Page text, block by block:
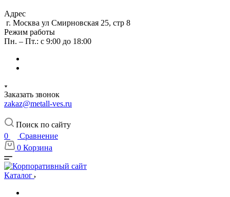
Адрес
г. Москва ул Смирновская 25, стр 8
Режим работы
Пн. – Пт.: с 9:00 до 18:00
Заказать звонок
zakaz@metall-ves.ru
Поиск по сайту
0
Сравнение
0 Корзина
Каталог